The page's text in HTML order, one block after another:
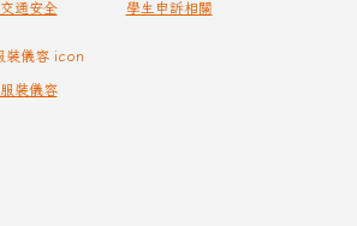
交通安全 學生申訴相關
服裝儀容